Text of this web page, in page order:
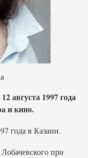
августа 1997 года
и кино.
года в Казани.
при